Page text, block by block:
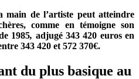
main de l’artiste peut atteindre
comme en témoigne son
1985, adjugé 343 420 euros en
343 420 et 572 370€.
du plus basique au